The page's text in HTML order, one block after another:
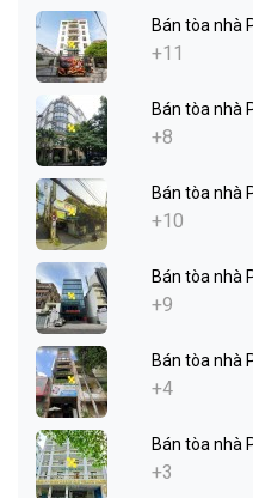
Bán tòa nhà
+11
Bán tòa nhà
+8
Bán tòa nhà
+10
Bán tòa nhà
+9
Bán tòa nhà
+4
Bán tòa nhà
+3